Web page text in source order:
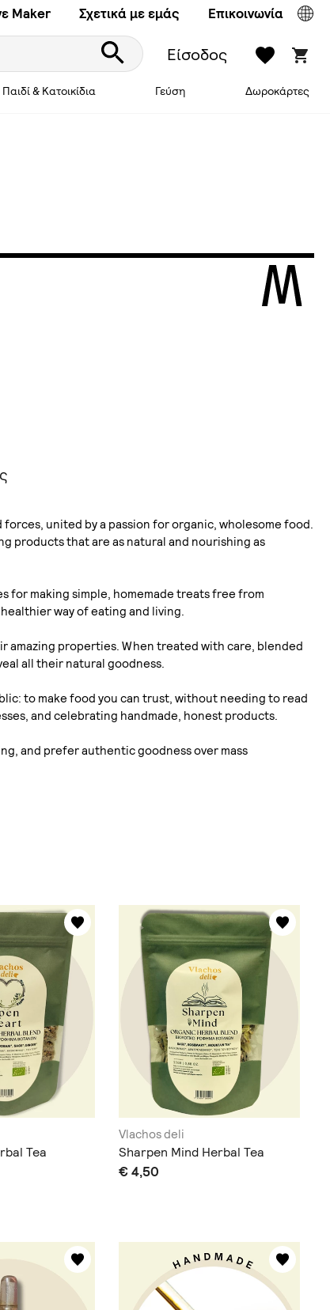
Maker Σχετικά με εμάς Επικοινωνία
Είσοδος
Παιδί & Κατοικίδια Γεύση Δωροκάρτες
united by a passion for organic, wholesome food.
products that are as natural and nourishing as
for making simple, homemade treats free from
way of eating and living.
amazing properties. When treated with care, blended
all their natural goodness.
to make food you can trust, without needing to read
and celebrating handmade, honest products.
and prefer authentic goodness over mass
Tea
Vlachos deli
Sharpen Mind Herbal Tea
€ 4,50